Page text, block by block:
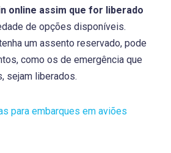
online assim que for liberado
de opções disponíveis.
um assento reservado, pode
como os de emergência que
sejam liberados.
para embarques em aviões